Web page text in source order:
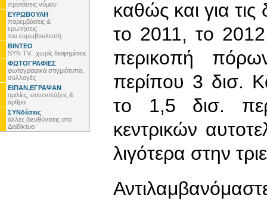
προτάσεις νόμου
ΕΥΡΩΒΟΥΛΗ
παρεμβάσεις &
ερωτήσεις
του ευρωβουλευτή
ΒΙΝΤΕΟ
SYN TV.. χωρίς διαφημίσεις
ΦΩΤΟΓΡΑΦΙΕΣ
φωτογραφικά στιγμιότυπα,
συλλογές
ΕΙΠΑΝ,ΕΓΡΑΨΑΝ
ομιλίες, συνεντεύξεις &
άρθρα
ΣΥΝδέσεις
άλλες διευθύνσεις στο
Διαδίκτυο
καθώς και για τις
το 2011, το
περικοπή
περίπου 3 δισ.
το 1,5 δισ.
κεντρικών
λιγότερα στην